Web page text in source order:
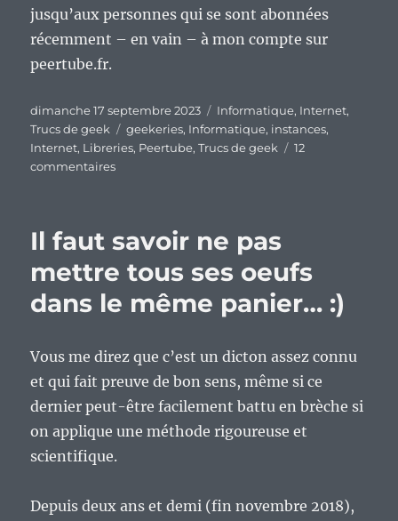
jusqu’aux personnes qui se sont abonnées
récemment – en vain – à mon compte sur
peertube.fr.
Publié
le
dimanche 17 septembre 2023 Catégories
Informatique, Internet,
Trucs de geek
Étiquettes
geekeries, Informatique, instances,
Internet, Libreries, Peertube,Trucs de geek
12
commentairessur
message
allons-
y
gaiement
Il faut savoir ne pas
mettre tous ses oeufs
dans le même panier… :)
Vous me direz que c’est un dicton assez connu
et qui fait preuve de bon sens, même si ce
dernier peut-être facilement battu en brèche si
on applique une méthode rigoureuse et
scientifique.
Depuis deux ans et demi (fin novembre 2018),